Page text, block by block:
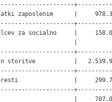
zaposlenim      |
za socialno     |
|
storitve           |
obresti                |
|